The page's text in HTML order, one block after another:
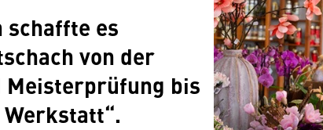
schaffte es
von der
Meisterprüfung bis